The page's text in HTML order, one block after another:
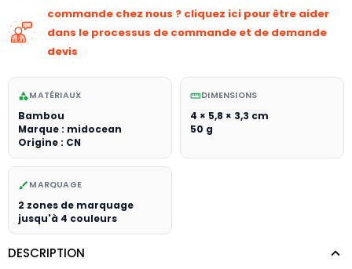
commande chez nous ? cliquez ici pour être aider
dans le processus de commande et de demande
devis
categoryMATÉRIAUX
Bambou
Marque : midocean
Origine : CN
straightenDIMENSIONS
4 × 5,8 × 3,3 cm
50 g
brush MARQUAGE
2 zones de marquage
jusqu'à 4 couleurs
DESCRIPTION